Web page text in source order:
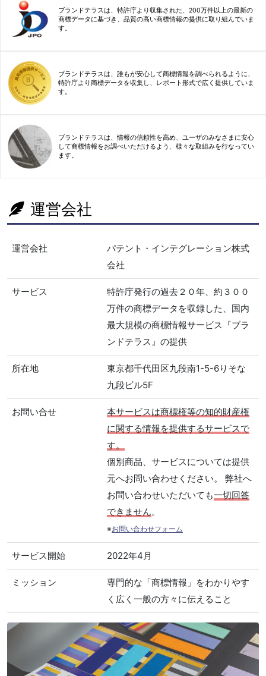
ブランドテラスは、特許庁より収集された、200万件以上の最新の
商標データに基づき、品質の高い商標情報の提供に取り組んでいま
す。
ブランドテラスは、誰もが安心して商標情報を調べられるように、
特許庁より商標データを収集し、レポート形式で広く提供していま
す。
ブランドテラスは、情報の信頼性を高め、ユーザのみなさまに安心
して商標情報をお調べいただけるよう、様々な取組みを行なってい
ます。
運営会社
運営会社
パテント・インテグレーション株式
会社
サービス
特許庁発行の過去２０年、約３００
万件の商標データを収録した、国内
最大規模の商標情報サービス『ブラ
ンドテラス』の提供
所在地
東京都千代田区九段南1-5-6りそな
九段ビル5F
お問い合せ
本サービスは商標権等の知的財産権
に関する情報を提供するサービスで
す。
個別商品、サービスについては提供
元へお問い合わせください。 弊社へ
お問い合わせいただいても一切回答
できません。
※お問い合わせフォーム
サービス開始 2022年4月
ミッション
専門的な「商標情報」をわかりやす
く広く一般の方々に伝えること